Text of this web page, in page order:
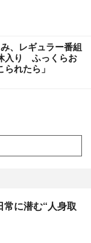
、レギュラー番組
入り ふっくらお
れたら」
常に潜む“人身取